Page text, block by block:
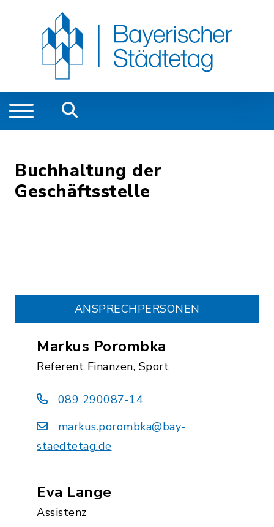
Buchhaltung der
Geschäftsstelle
ANSPRECHPERSONEN
Markus Porombka
Referent Finanzen, Sport
089 290087-14
markus.porombka@bay-
staedtetag.de
Eva Lange
Assistenz